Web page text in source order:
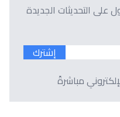
على التحديثات الجديدة
إشترك
مباشرةً